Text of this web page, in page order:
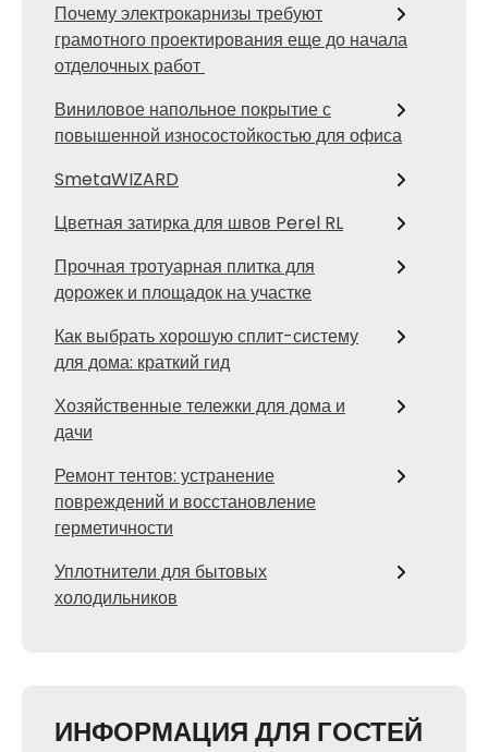
Почему электрокарнизы требуют
грамотного проектирования еще до начала
отделочных работ
Виниловое напольное покрытие с
повышенной износостойкостью для офиса
SmetaWIZARD
Цветная затирка для швов Perel RL
Прочная тротуарная плитка для
дорожек и площадок на участке
Как выбрать хорошую сплит-систему
для дома: краткий гид
Хозяйственные тележки для дома и
дачи
Ремонт тентов: устранение
повреждений и восстановление
герметичности
Уплотнители для бытовых
холодильников
ИНФОРМАЦИЯ ДЛЯ ГОСТЕЙ